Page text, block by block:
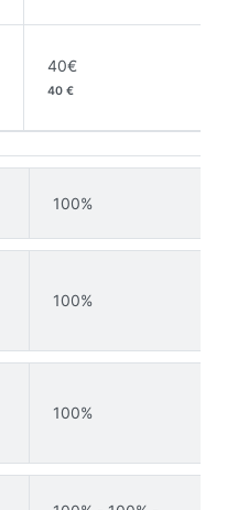
40€
40 €
100%
100%
100%